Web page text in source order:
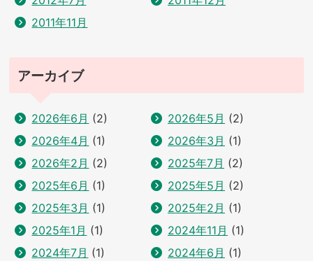
2011年11月
アーカイブ
2026年6月 (2) 2026年5月 (2)
2026年4月 (1) 2026年3月 (1)
2026年2月 (2) 2025年7月 (2)
2025年6月 (1) 2025年5月 (2)
2025年3月 (1) 2025年2月 (1)
2025年1月 (1) 2024年11月 (1)
2024年7月 (1) 2024年6月 (1)